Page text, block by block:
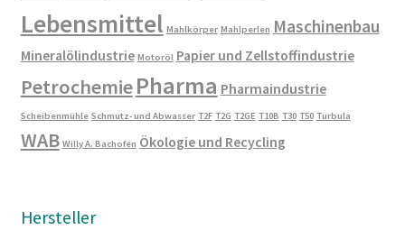
Lebensmittel Mahlkörper Mahlperlen Maschinenbau
Mineralölindustrie Motoröl Papier und Zellstoffindustrie
PetrochemiePharma Pharmaindustrie
Scheibenmühle Schmutz- und Abwasser T2F T2G T2GE T10B T30 T50 Turbula
WAB Willy A. Bachofen Ökologie und Recycling
Hersteller